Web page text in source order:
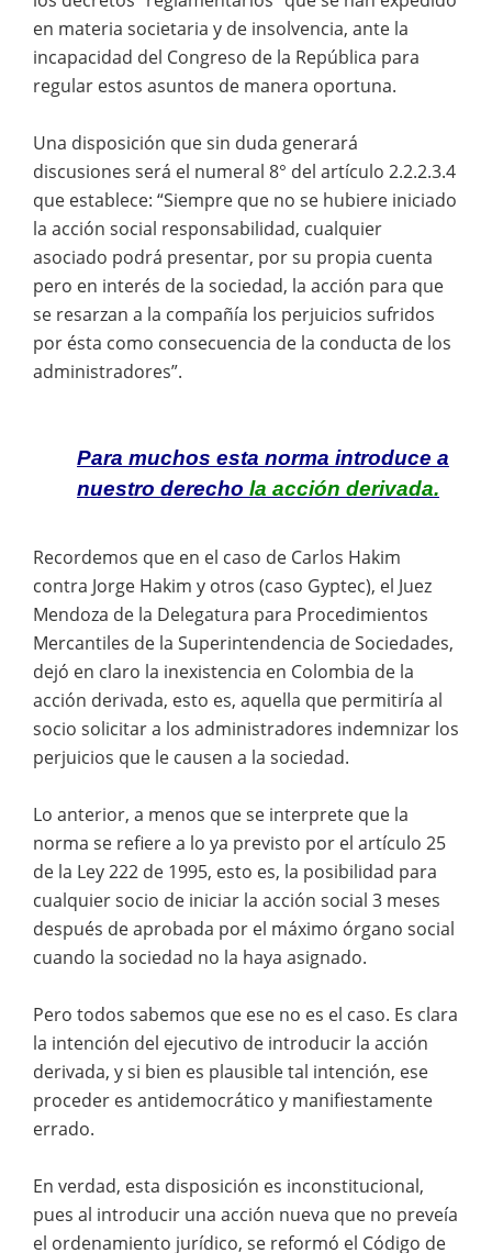
en materia societaria y de insolvencia, ante la
incapacidad del Congreso de la República para
regular estos asuntos de manera oportuna.
Una disposición que sin duda generará
discusiones será el numeral 8° del artículo 2.2.2.3.4
que establece: “Siempre que no se hubiere iniciado
la acción social responsabilidad, cualquier
asociado podrá presentar, por su propia cuenta
pero en interés de la sociedad, la acción para que
se resarzan a la compañía los perjuicios sufridos
por ésta como consecuencia de la conducta de los
administradores”.
Para muchos esta norma introduce a
nuestro derecho la acción derivada.
Recordemos que en el caso de Carlos Hakim
contra Jorge Hakim y otros (caso Gyptec), el Juez
Mendoza de la Delegatura para Procedimientos
Mercantiles de la Superintendencia de Sociedades,
dejó en claro la inexistencia en Colombia de la
acción derivada, esto es, aquella que permitiría al
socio solicitar a los administradores indemnizar los
perjuicios que le causen a la sociedad.
Lo anterior, a menos que se interprete que la
norma se refiere a lo ya previsto por el artículo 25
de la Ley 222 de 1995, esto es, la posibilidad para
cualquier socio de iniciar la acción social 3 meses
después de aprobada por el máximo órgano social
cuando la sociedad no la haya asignado.
Pero todos sabemos que ese no es el caso. Es clara
la intención del ejecutivo de introducir la acción
derivada, y si bien es plausible tal intención, ese
proceder es antidemocrático y manifiestamente
errado.
En verdad, esta disposición es inconstitucional,
pues al introducir una acción nueva que no preveía
el ordenamiento jurídico, se reformó el Código de